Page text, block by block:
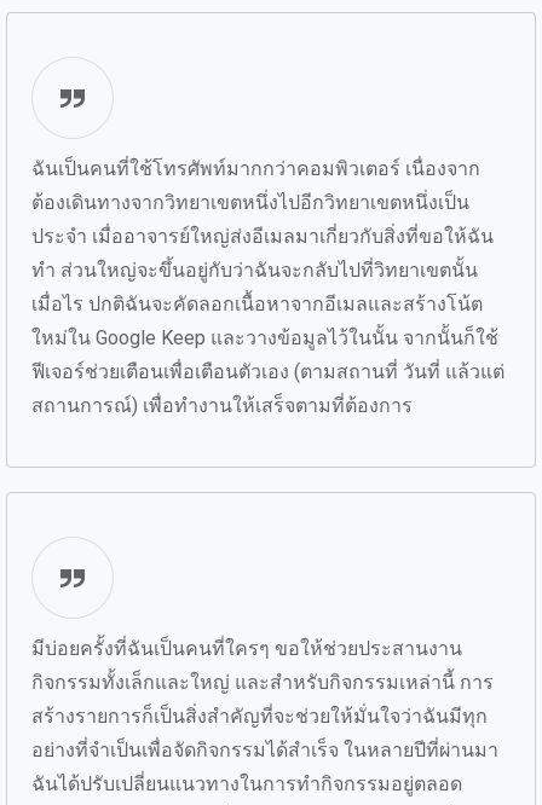
ฉันเป็นคนที่ใช้โทรศัพท์มากกว่าคอมพิวเตอร์ เนื่องจาก
ต้องเดินทางจากวิทยาเขตหนึ่งไปอีกวิทยาเขตหนึ่งเป็น
ประจำ เมื่ออาจารย์ใหญ่ส่งอีเมลมาเกี่ยวกับสิ่งที่ขอให้ฉัน
ทำ ส่วนใหญ่จะขึ้นอยู่กับว่าฉันจะกลับไปที่วิทยาเขตนั้น
เมื่อไร ปกติฉันจะคัดลอกเนื้อหาจากอีเมลและสร้างโน้ต
ใหม่ใน Google Keep และวางข้อมูลไว้ในนั้น จากนั้นก็ใช้
ฟีเจอร์ช่วยเตือนเพื่อเตือนตัวเอง (ตามสถานที่ วันที่ แล้วแต่
สถานการณ์) เพื่อทำงานให้เสร็จตามที่ต้องการ
มีบ่อยครั้งที่ฉันเป็นคนที่ใครๆ ขอให้ช่วยประสานงาน
กิจกรรมทั้งเล็กและใหญ่ และสำหรับกิจกรรมเหล่านี้ การ
สร้างรายการก็เป็นสิ่งสำคัญที่จะช่วยให้มั่นใจว่าฉันมีทุก
อย่างที่จำเป็นเพื่อจัดกิจกรรมได้สำเร็จ ในหลายปีที่ผ่านมา
ฉันได้ปรับเปลี่ยนแนวทางในการทำกิจกรรมอยู่ตลอด